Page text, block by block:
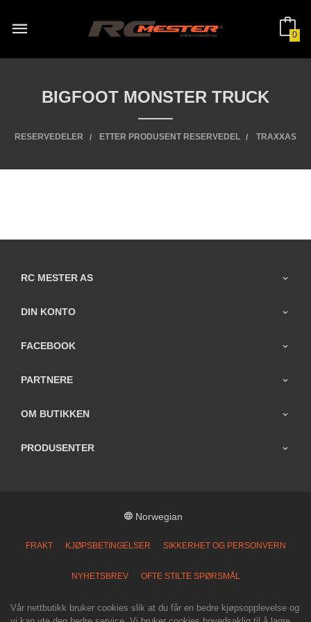
innholdet
0
BIGFOOT MONSTER TRUCK
RESERVEDELER ETTER PRODUSENT RESERVEDEL TRAXXAS
RC MESTER AS
DIN KONTO
FACEBOOK
PARTNERE
OM BUTIKKEN
PRODUSENTER
Norwegian
FRAKT KJØPSBETINGELSER SIKKERHET OG PERSONVERN
NYHETSBREV OFTE STILTE SPØRSMÅL
Vår nettbutikk bruker cookies slik at du får en bedre kjøpsopplevelse og